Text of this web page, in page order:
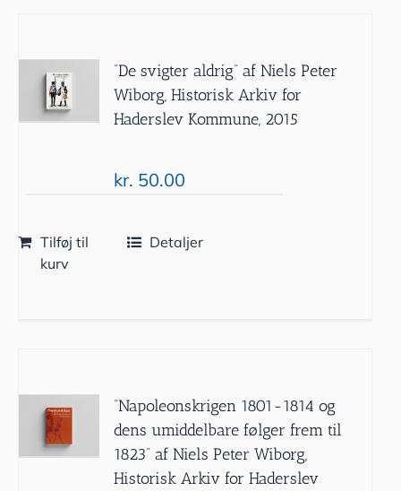
”De svigter aldrig” af Niels Peter
Wiborg, Historisk Arkiv for
Haderslev Kommune, 2015
kr. 50.00
Tilføj til
kurv
Detaljer
”Napoleonskrigen 1801-1814 og
dens umiddelbare følger frem til
1823” af Niels Peter Wiborg,
Historisk Arkiv for Haderslev